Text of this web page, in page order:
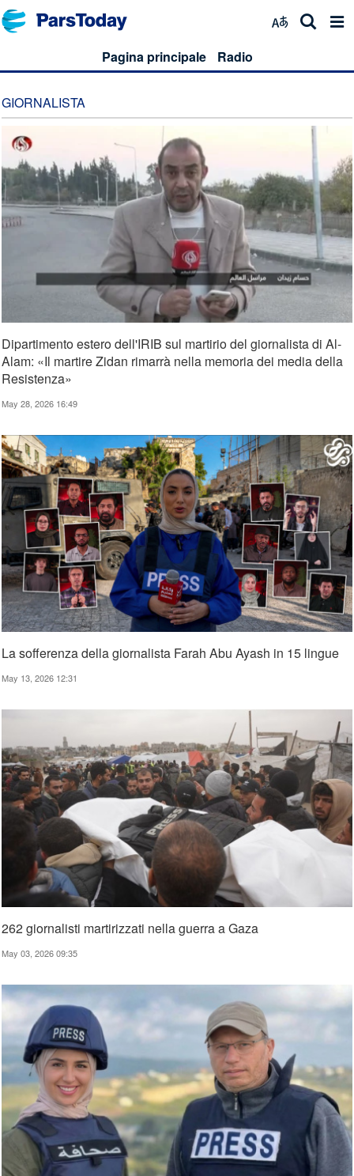
Pagina principale Radio
GIORNALISTA
Dipartimento estero dell'IRIB sul martirio del giornalista di Al-
Alam: «Il martire Zidan rimarrà nella memoria dei media della
Resistenza»
May 28, 2026 16:49
La sofferenza della giornalista Farah Abu Ayash in 15 lingue
May 13, 2026 12:31
262 giornalisti martirizzati nella guerra a Gaza
May 03, 2026 09:35